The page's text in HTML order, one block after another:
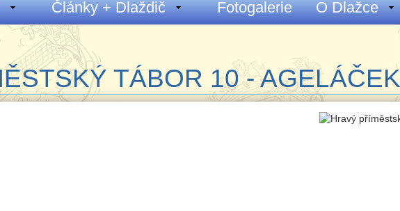
Články + Dlaždič Fotogalerie O Dlažce
TÁBOR 10 - AGELÁČEK